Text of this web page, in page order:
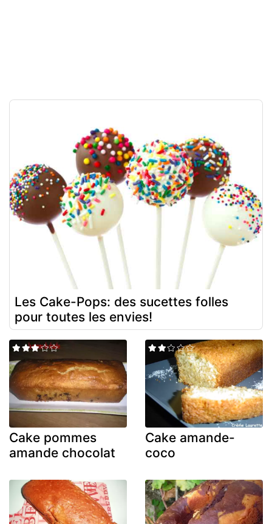
Les Cake-Pops: des sucettes folles
pour toutes les envies!
Cake pommes
amande chocolat
Cake amande-
coco